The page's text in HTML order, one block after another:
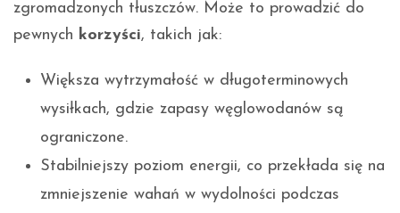
zgromadzonych tłuszczów. Może to prowadzić do
pewnych korzyści, takich jak:
Większa wytrzymałość w długoterminowych
wysiłkach, gdzie zapasy węglowodanów są
ograniczone.
Stabilniejszy poziom energii, co przekłada się na
zmniejszenie wahań w wydolności podczas